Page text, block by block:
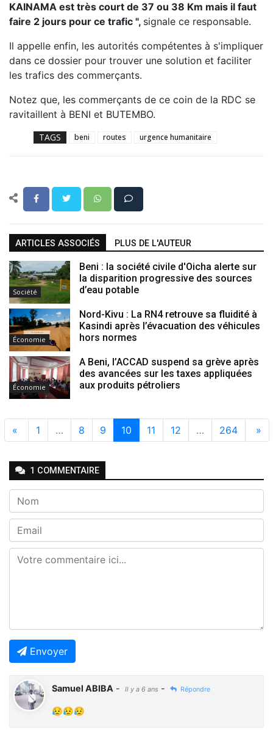
KAINAMA est très court de 37 ou 38 Km mais il faut
faire 2 jours pour ce trafic ", signale ce responsable.
Il appelle enfin, les autorités compétentes à s'impliquer
dans ce dossier pour trouver une solution et faciliter
les trafics des commerçants.
Notez que, les commerçants de ce coin de la RDC se
ravitaillent à BENI et BUTEMBO.
TAGS beni routes urgence humanitaire
ARTICLES ASSOCIÉS PLUS DE L'AUTEUR
Société
Beni : la société civile d'Oicha alerte sur
la disparition progressive des sources
d’eau potable
Économie
Nord-Kivu : La RN4 retrouve sa fluidité à
Kasindi après l’évacuation des véhicules
hors normes
Économie
A Beni, l’ACCAD suspend sa grève après
des avancées sur les taxes appliquées
aux produits pétroliers
« 1 … 8 9 10 11 12 … 264 »
1 COMMENTAIRE
Envoyer
Samuel ABIBA - Il y a 6 ans - Répondre
😥😥😥